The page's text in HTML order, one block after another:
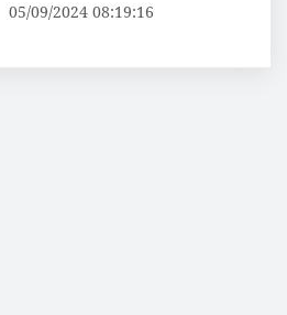
05/09/2024 08:19:16